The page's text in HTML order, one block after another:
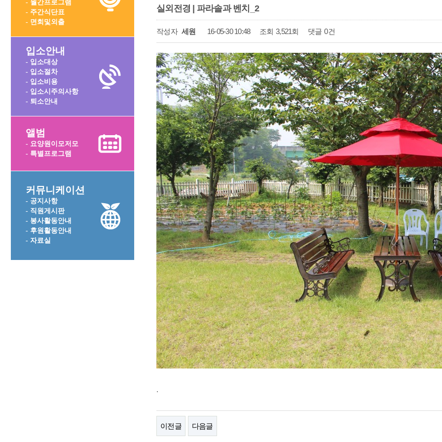
- 월간프로그램
- 주간식단표
- 면회및외출
입소안내
- 입소대상
- 입소절차
- 입소비용
- 입소시주의사항
- 퇴소안내
앨범
- 요양원이모저모
- 특별프로그램
커뮤니케이션
- 공지사항
- 직원게시판
- 봉사활동안내
- 후원활동안내
- 자료실
실외전경 | 파라솔과 벤치_2
작성자 세원 16-05-30 10:48 조회 3,521회 댓글 0건
.
이전글 다음글